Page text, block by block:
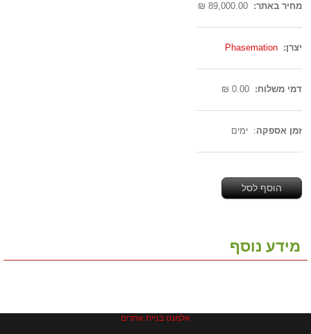
מחיר באתר:
--------------------------------------
יצרן: Phasemation
--------------------------------------
דמי משלוח:
--------------------------------------
זמן אספקה: ימים
--------------------------------------
הוסף לסל
מידע נוסף
אלמנט בניית אתרים